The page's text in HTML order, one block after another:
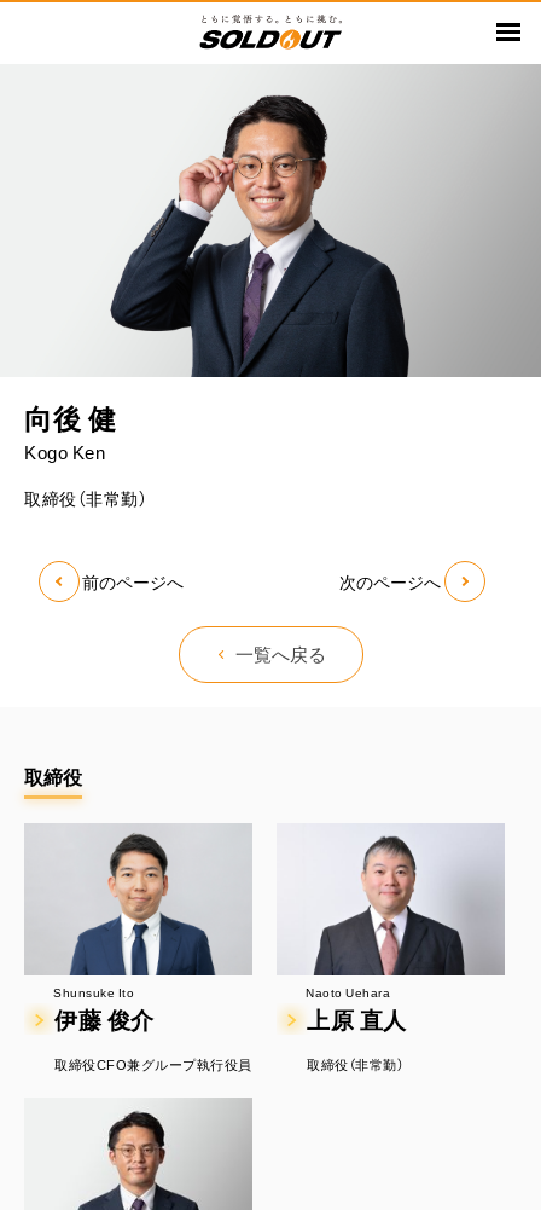
向後 健
Kogo Ken
取締役（非常勤）
前のページへ 次のページへ
一覧へ戻る
取締役
Shunsuke Ito
伊藤 俊介
取締役CFO兼グループ執行役員
Naoto Uehara
上原 直人
取締役（非常勤）